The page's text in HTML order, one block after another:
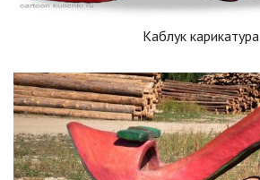
Каблук карикатура